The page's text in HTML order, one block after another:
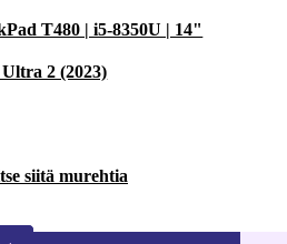
T480 | i5-8350U | 14"
2 (2023)
siitä murehtia